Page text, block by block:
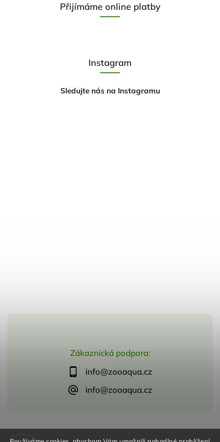
Zákaznická podpora:
info@zooaqua.cz
info@zooaqua.cz
Přijímáme online platby
Instagram
Sledujte nás na Instagramu